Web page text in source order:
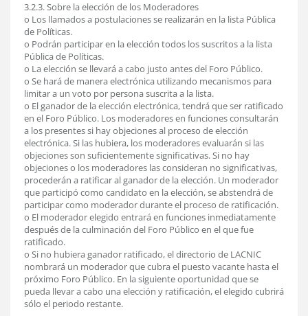
3.2.3. Sobre la elección de los Moderadores
o Los llamados a postulaciones se realizarán en la lista Pública
de Políticas.
o Podrán participar en la elección todos los suscritos a la lista
Pública de Políticas.
o La elección se llevará a cabo justo antes del Foro Público.
o Se hará de manera electrónica utilizando mecanismos para
limitar a un voto por persona suscrita a la lista.
o El ganador de la elección electrónica, tendrá que ser ratificado
en el Foro Público. Los moderadores en funciones consultarán
a los presentes si hay objeciones al proceso de elección
electrónica. Si las hubiera, los moderadores evaluarán si las
objeciones son suficientemente significativas. Si no hay
objeciones o los moderadores las consideran no significativas,
procederán a ratificar al ganador de la elección. Un moderador
que participó como candidato en la elección, se abstendrá de
participar como moderador durante el proceso de ratificación.
o El moderador elegido entrará en funciones inmediatamente
después de la culminación del Foro Público en el que fue
ratificado.
o Si no hubiera ganador ratificado, el directorio de LACNIC
nombrará un moderador que cubra el puesto vacante hasta el
próximo Foro Público. En la siguiente oportunidad que se
pueda llevar a cabo una elección y ratificación, el elegido cubrirá
sólo el periodo restante.